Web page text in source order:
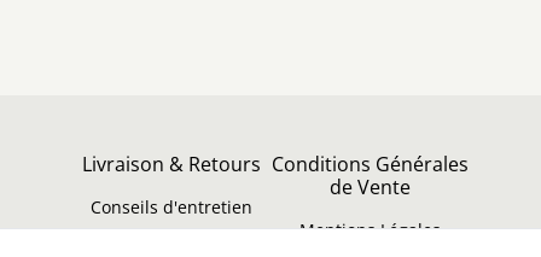
Livraison & Retours
Conseils d'entretien
Conditions Générales
de Vente
Mentions Légales